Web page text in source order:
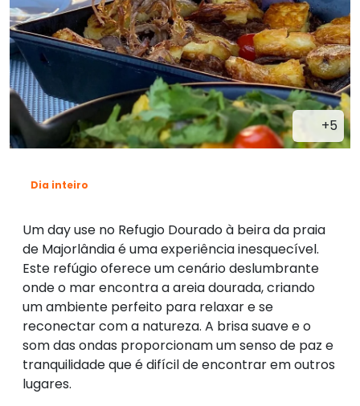
+5
Dia inteiro
Um day use no Refugio Dourado à beira da praia
de Majorlândia é uma experiência inesquecível.
Este refúgio oferece um cenário deslumbrante
onde o mar encontra a areia dourada, criando
um ambiente perfeito para relaxar e se
reconectar com a natureza. A brisa suave e o
som das ondas proporcionam um senso de paz e
tranquilidade que é difícil de encontrar em outros
lugares.